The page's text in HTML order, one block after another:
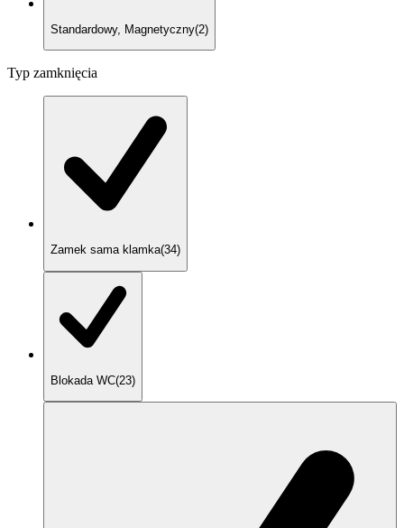
Standardowy, Magnetyczny(2)
Typ zamknięcia
Zamek sama klamka(34)
Blokada WC(23)